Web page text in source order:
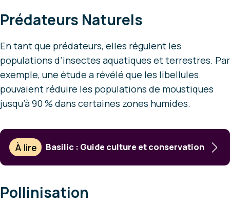
Prédateurs Naturels
En tant que prédateurs, elles régulent les
populations d’insectes aquatiques et terrestres. Par
exemple, une étude a révélé que les libellules
pouvaient réduire les populations de moustiques
jusqu’à 90 % dans certaines zones humides.
À lire Basilic : Guide culture et conservation
Pollinisation